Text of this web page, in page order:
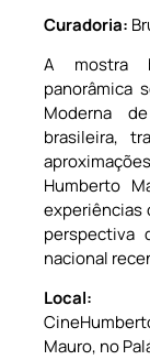
Curadoria:
A mostra
panorâmica
Moderna
brasileira,
Humberto
experiências
perspectiva
nacional
Local:
Mauro, no